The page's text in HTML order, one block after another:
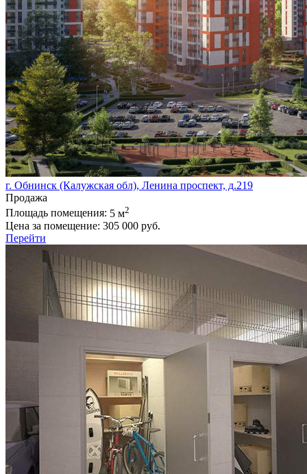
г. Обнинск (Калужская обл), Ленина проспект, д.219
Продажа
Площадь помещения: 5 м2
Цена за помещение: 305 000 руб.
Перейти